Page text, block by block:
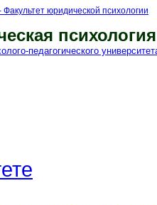
психология
педагогического